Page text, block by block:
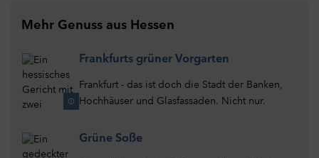
Mehr Genuss aus Hessen
Frankfurts grüner Vorgarten
Frankfurt - das ist doch die Stadt der Banken,
Hochhäuser und Glasfassaden. Nicht nur.
Grüne Soße